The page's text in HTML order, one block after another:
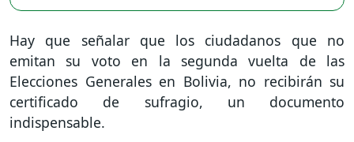
Hay que señalar que los ciudadanos que no
emitan su voto en la segunda vuelta de las
Elecciones Generales en Bolivia, no recibirán su
certificado de sufragio, un documento
indispensable.